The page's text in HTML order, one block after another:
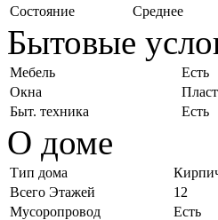
Состояние
Среднее
Бытовые
Мебель
Есть
Окна
Быт. техника
Есть
О доме
Тип дома
Всего Этажей
12
Мусоропровод
Есть